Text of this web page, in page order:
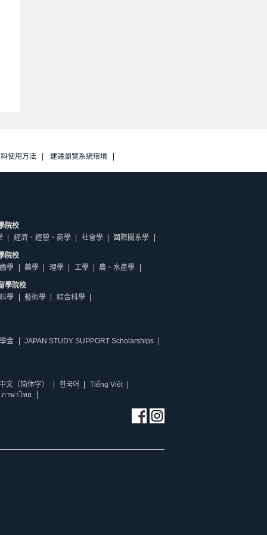
使用方法 建議瀏覽系統環境
院校
經濟、經營、商學 社會學 國際關系學
院校
學
藥學 理學 工學 農、水產學
學院校
學
藝術學 綜合科學
金 JAPAN STUDY SUPPORT Scholarships
文（简体字） 한국어
Tiếng Việt
ภาษาไทย